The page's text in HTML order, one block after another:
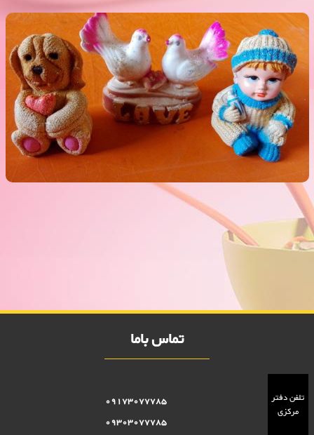
مجسمه رومیزی 2000 فروش
تماس باما
تلفن دفتر
مرکزی
09173077785
09303077785